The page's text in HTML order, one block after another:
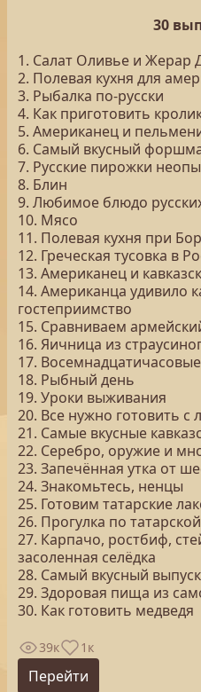
30
1. Салат Оливье и Жерар
2. Полевая кухня для
3. Рыбалка по-русски
4. Как приготовить
5. Американец и
6. Самый вкусный
7. Русские пирожки
8. Блин
9. Любимое блюдо
10. Мясо
11. Полевая кухня при
12. Греческая тусовка в
13. Американец и
14. Американца удивило
гостеприимство
15. Сравниваем
16. Яичница из
17.
18. Рыбный день
19. Уроки выживания
20. Все нужно готовить
21. Самые вкусные
22. Серебро, оружие и
23. Запечённая утка от
24. Знакомьтесь, ненцы
25. Готовим татарские
26. Прогулка по
27. Карпачо, ростбиф,
засоленная селёдка
28. Самый вкусный
29. Здоровая пища из
30. Как готовить медведя
39к 1к
Перейти